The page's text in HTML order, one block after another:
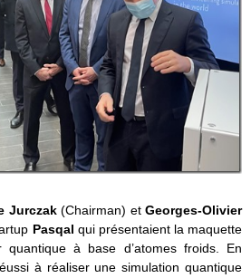
Jurczak (Chairman) et Georges-Olivier
Pasqal qui présentaient la maquette
à base d’atomes froids. En
à réaliser une simulation quantique